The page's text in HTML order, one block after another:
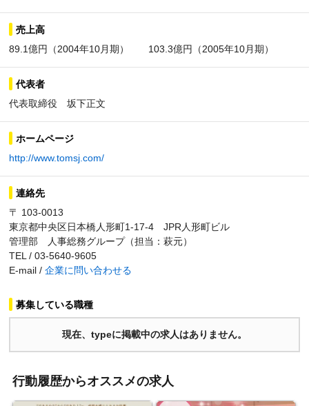
売上高
89.1億円（2004年10月期） 103.3億円（2005年10月期）
代表者
代表取締役 坂下正文
ホームページ
http://www.tomsj.com/
連絡先
〒 103-0013
東京都中央区日本橋人形町1-17-4 JPR人形町ビル
管理部 人事総務グループ（担当：萩元）
TEL / 03-5640-9605
E-mail / 企業に問い合わせる
募集している職種
現在、typeに掲載中の求人はありません。
行動履歴からオススメの求人